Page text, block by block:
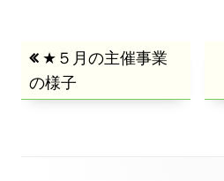
投
稿
前
の
記
★５月の主催事業
の様子